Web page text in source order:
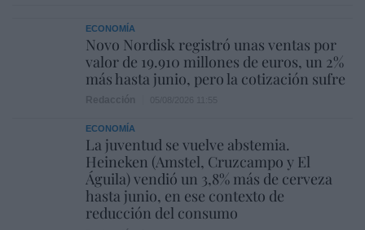
ECONOMÍA
Novo Nordisk registró unas ventas por
valor de 19.910 millones de euros, un 2%
más hasta junio, pero la cotización sufre
ECONOMÍA
La juventud se vuelve abstemia.
Heineken (Amstel, Cruzcampo y El
Águila) vendió un 3,8% más de cerveza
hasta junio, en ese contexto de
reducción del consumo